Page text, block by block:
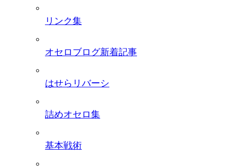
リンク集
オセロブログ新着記事
はせらリバーシ
詰めオセロ集
基本戦術